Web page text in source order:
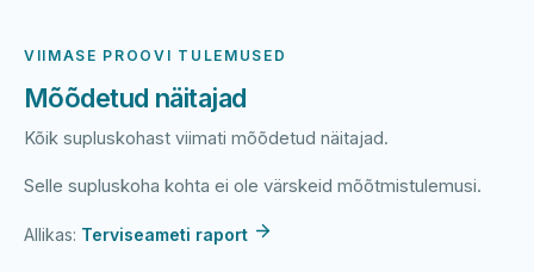
VIIMASE PROOVI TULEMUSED
Mõõdetud näitajad
Kõik supluskohast viimati mõõdetud näitajad.
Selle supluskoha kohta ei ole värskeid mõõtmistulemusi.
Allikas: Terviseameti raport